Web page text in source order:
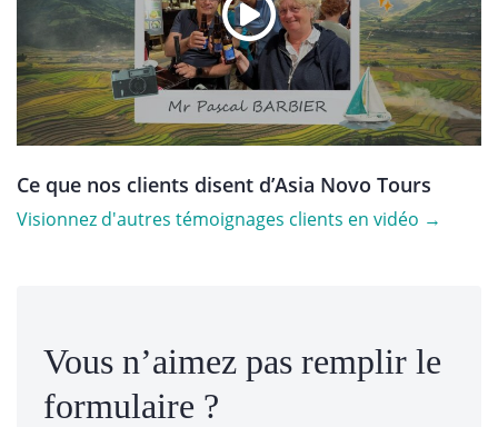
Ce que nos clients disent d’Asia Novo Tours
Visionnez d'autres témoignages clients en vidéo →
Vous n’aimez pas remplir le
formulaire ?